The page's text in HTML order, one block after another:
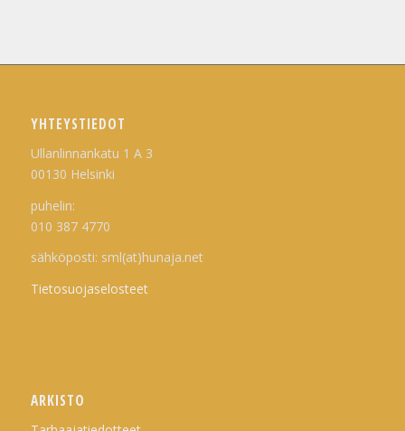
YHTEYSTIEDOT
Ullanlinnankatu 1 A 3
00130 Helsinki
puhelin:
010 387 4770
sähköposti: sml(at)hunaja.net
Tietosuojaselosteet
ARKISTO